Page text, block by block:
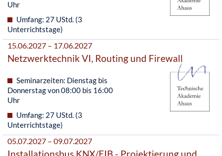
Uhr
Umfang: 27 UStd. (3
Unterrichtstage)
15.06.2027 – 17.06.2027
Netzwerktechnik VI, Routing und Firewall
Seminarzeiten: Dienstag bis
Donnerstag von 08:00 bis 16:00
Uhr
Umfang: 27 UStd. (3
Unterrichtstage)
05.07.2027 – 09.07.2027